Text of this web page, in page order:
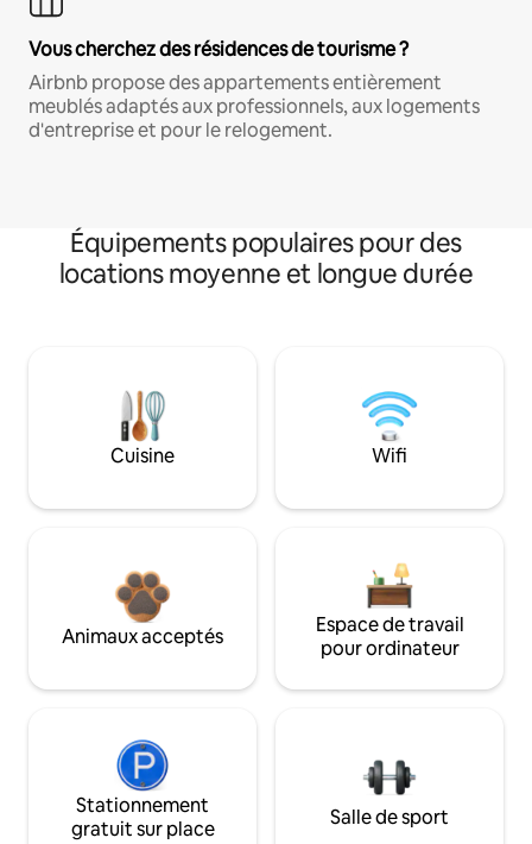
Vous cherchez des résidences de tourisme ?
Airbnb propose des appartements entièrement
meublés adaptés aux professionnels, aux logements
d'entreprise et pour le relogement.
Équipements populaires pour des
locations moyenne et longue durée
Cuisine Wifi
Animaux acceptés
Espace de travail
pour ordinateur
Stationnement
gratuit sur place
Salle de sport